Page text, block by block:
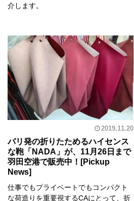
介します。
2019.11.20
パリ発の折りたためるハイセンス
な鞄「NADA」が、11月26日まで
羽田空港で販売中！
仕事でもプライベートでもコンパクト
な荷造りを重要視するCAにとって、折